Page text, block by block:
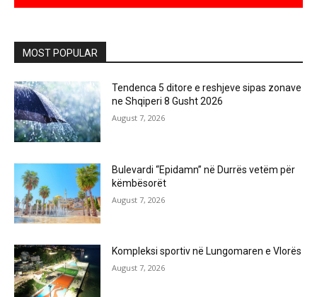
MOST POPULAR
Tendenca 5 ditore e reshjeve sipas zonave
ne Shqiperi 8 Gusht 2026
August 7, 2026
Bulevardi “Epidamn” në Durrës vetëm për
këmbësorët
August 7, 2026
Kompleksi sportiv në Lungomaren e Vlorës
August 7, 2026